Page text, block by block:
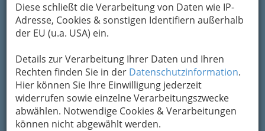
Diese schließt die Verarbeitung von Daten wie IP-
Adresse, Cookies & sonstigen Identifiern außerhalb
der EU (u.a. USA) ein.
Details zur Verarbeitung Ihrer Daten und Ihren
Rechten finden Sie in der Datenschutzinformation.
Hier können Sie Ihre Einwilligung jederzeit
widerrufen sowie einzelne Verarbeitungszwecke
abwählen. Notwendige Cookies & Verarbeitungen
können nicht abgewählt werden.
Kontaktaufnahme
Um die Info-Graz Firmenvor Spam-Mails zu
bewahren, verwenden wir an dieser Stelle zur
Übermittlung Ihrer Nachricht ein sicheres
Formular. Ihre Nachricht wird nach dem
Absenden umgehend per Mail an das
Unternehmen Bauhaus Depot GmbH